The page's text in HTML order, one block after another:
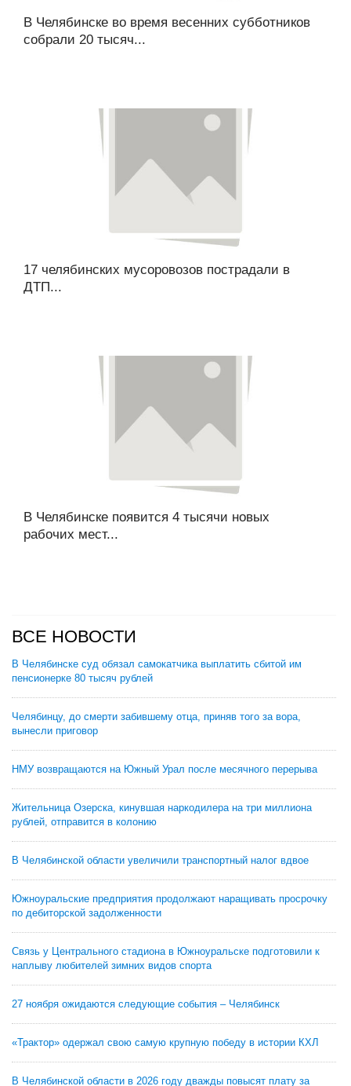
В Челябинске во время весенних субботников
собрали 20 тысяч...
17 челябинских мусоровозов пострадали в
ДТП...
В Челябинске появится 4 тысячи новых
рабочих мест...
ВСЕ НОВОСТИ
В Челябинске суд обязал самокатчика выплатить сбитой им
пенсионерке 80 тысяч рублей
Челябинцу, до смерти забившему отца, приняв того за вора,
вынесли приговор
НМУ возвращаются на Южный Урал после месячного перерыва
Жительница Озерска, кинувшая наркодилера на три миллиона
рублей, отправится в колонию
В Челябинской области увеличили транспортный налог вдвое
Южноуральские предприятия продолжают наращивать просрочку
по дебиторской задолженности
Связь у Центрального стадиона в Южноуральске подготовили к
наплыву любителей зимних видов спорта
27 ноября ожидаются следующие события – Челябинск
«Трактор» одержал свою самую крупную победу в истории КХЛ
В Челябинской области в 2026 году дважды повысят плату за